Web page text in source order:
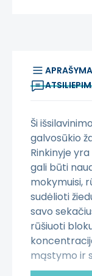
Ši
galvosūkio
Rinkinyje
gali būti
mokymuisi,
sudėlioti
savo
rūšiuoti
mąstymo ir